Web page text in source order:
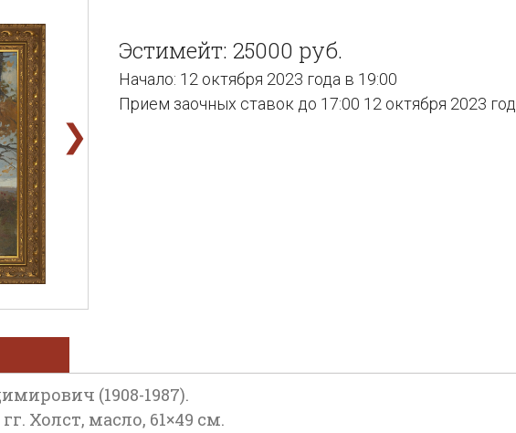
❯
Эстимейт: 25000 руб.
Начало: 12 октября 2023 года в 19:00
Прием заочных ставок до 17:00 12 октября 2023
(1908-1987).
Холст, масло, 61×49 см.